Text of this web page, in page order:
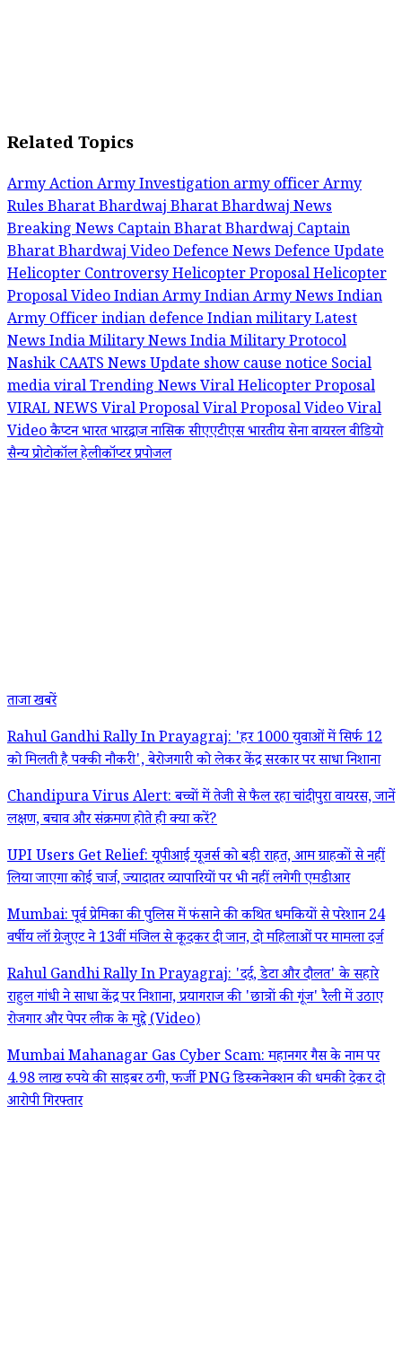
Related Topics
Army ActionArmy Investigationarmy officerArmy
RulesBharat BhardwajBharat Bhardwaj News
Breaking NewsCaptain Bharat BhardwajCaptain
Bharat Bhardwaj VideoDefence NewsDefence Update
Helicopter ControversyHelicopter ProposalHelicopter
Proposal VideoIndian ArmyIndian Army NewsIndian
Army Officerindian defenceIndian militaryLatest
News IndiaMilitary News IndiaMilitary Protocol
Nashik CAATSNews Updateshow cause noticeSocial
media viralTrending NewsViral Helicopter Proposal
VIRAL NEWSViral ProposalViral Proposal VideoViral
Videoकैप्टन भारत भारद्वाजनासिक सीएएटीएसभारतीय सेनावायरल वीडियो
सैन्य प्रोटोकॉलहेलीकॉप्टर प्रपोजल
ताजा खबरें
Rahul Gandhi Rally In Prayagraj: 'हर 1000 युवाओं में सिर्फ 12
को मिलती है पक्की नौकरी', बेरोजगारी को लेकर केंद्र सरकार पर साधा निशाना
Chandipura Virus Alert: बच्चों में तेजी से फैल रहा चांदीपुरा वायरस, जानें
लक्षण, बचाव और संक्रमण होते ही क्या करें?
UPI Users Get Relief: यूपीआई यूजर्स को बड़ी राहत, आम ग्राहकों से नहीं
लिया जाएगा कोई चार्ज, ज्यादातर व्यापारियों पर भी नहीं लगेगी एमडीआर
Mumbai: पूर्व प्रेमिका की पुलिस में फंसाने की कथित धमकियों से परेशान 24
वर्षीय लॉ ग्रेजुएट ने 13वीं मंजिल से कूदकर दी जान, दो महिलाओं पर मामला दर्ज
Rahul Gandhi Rally In Prayagraj: 'दर्द, डेटा और दौलत' के सहारे
राहुल गांधी ने साधा केंद्र पर निशाना, प्रयागराज की 'छात्रों की गूंज' रैली में उठाए
रोजगार और पेपर लीक के मुद्दे (Video)
Mumbai Mahanagar Gas Cyber Scam: महानगर गैस के नाम पर
4.98 लाख रुपये की साइबर ठगी, फर्जी PNG डिस्कनेक्शन की धमकी देकर दो
आरोपी गिरफ्तार